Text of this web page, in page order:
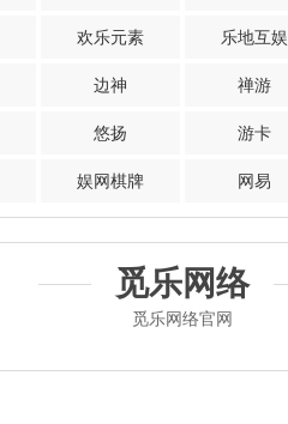
欢乐元素 乐地互娱
边神 禅游
悠扬 游卡
娱网棋牌 网易
觅乐网络
觅乐网络官网